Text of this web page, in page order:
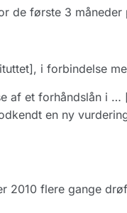
de første 3
i forbindelse
af et forhåndslån i
en ny
2010 flere gange